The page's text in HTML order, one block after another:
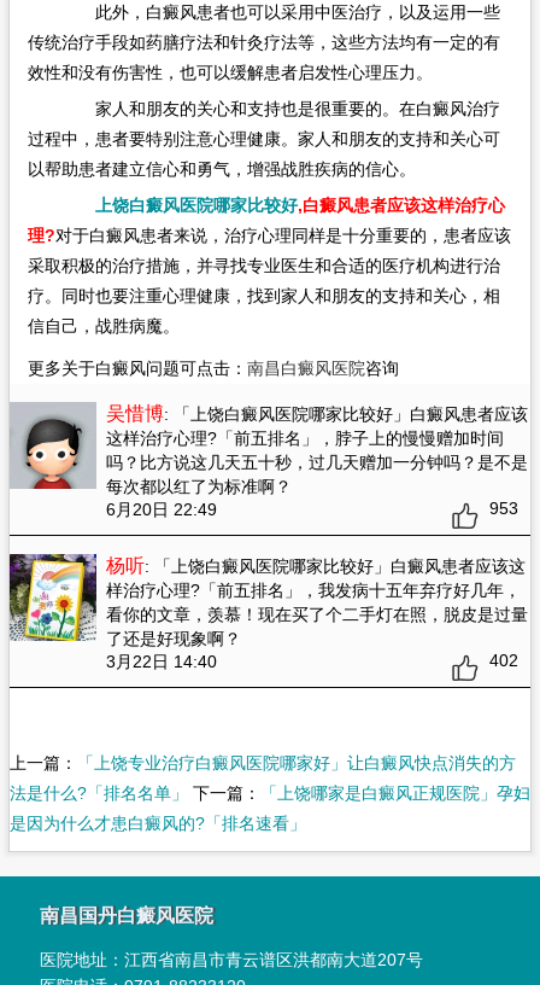
此外，白癜风患者也可以采用中医治疗，以及运用一些
传统治疗手段如药膳疗法和针灸疗法等，这些方法均有一定的有
效性和没有伤害性，也可以缓解患者启发性心理压力。
家人和朋友的关心和支持也是很重要的。在白癜风治疗
过程中，患者要特别注意心理健康。家人和朋友的支持和关心可
以帮助患者建立信心和勇气，增强战胜疾病的信心。
上饶白癜风医院哪家比较好,白癜风患者应该这样治疗心
理?对于白癜风患者来说，治疗心理同样是十分重要的，患者应该
采取积极的治疗措施，并寻找专业医生和合适的医疗机构进行治
疗。同时也要注重心理健康，找到家人和朋友的支持和关心，相
信自己，战胜病魔。
更多关于白癜风问题可点击： 南昌白癜风医院咨询
吴惜博: 「上饶白癜风医院哪家比较好」白癜风患者应该
这样治疗心理?「前五排名」
，脖子上的慢慢赠加时间
吗？比方说这几天五十秒，过几天赠加一分钟吗？是不是
每次都以红了为标准啊？
6月20日 22:49
953
杨听: 「上饶白癜风医院哪家比较好」白癜风患者应该这
样治疗心理?「前五排名」
，我发病十五年弃疗好几年，
看你的文章，羡慕！现在买了个二手灯在照，脱皮是过量
了还是好现象啊？
3月22日 14:40
402
上一篇：
「上饶专业治疗白癜风医院哪家好」让白癜风快点消失的方
法是什么?「排名名单」
下一篇：
「上饶哪家是白癜风正规医院」孕妇
是因为什么才患白癜风的?「排名速看」
南昌国丹白癜风医院
医院地址：江西省南昌市青云谱区洪都南大道207号